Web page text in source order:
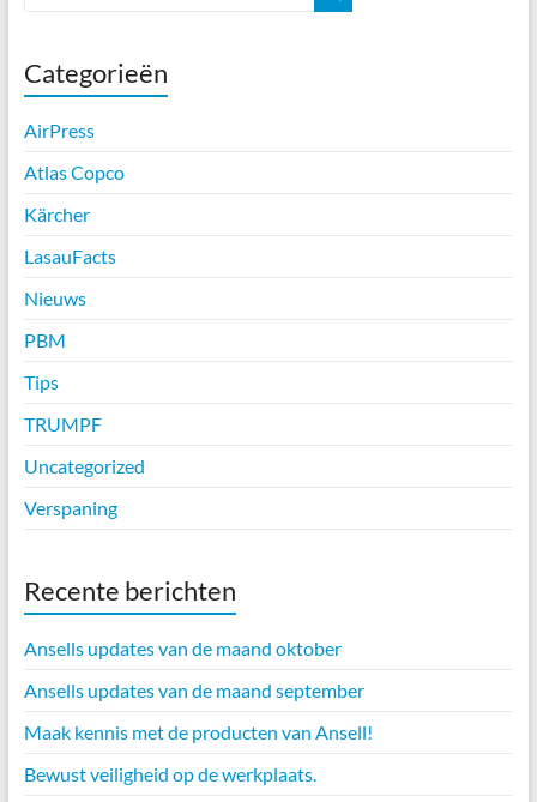
Categorieën
AirPress
Atlas Copco
Kärcher
LasauFacts
Nieuws
PBM
Tips
TRUMPF
Uncategorized
Verspaning
Recente berichten
Ansells updates van de maand oktober
Ansells updates van de maand september
Maak kennis met de producten van Ansell!
Bewust veiligheid op de werkplaats.